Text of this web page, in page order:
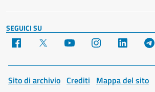
SEGUICI SU
Facebook YouTube Instagram LinkedIn
Sito di archivio Crediti Mappa del sito